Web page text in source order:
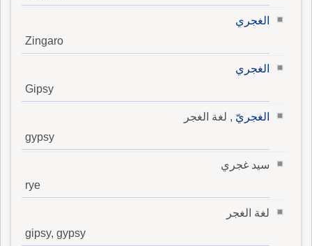
الغجري
Zingaro
الغجري
Gipsy
الغجريّ , لغة الغجر
gypsy
سيد غجري
rye
لغة الغجر
gipsy, gypsy